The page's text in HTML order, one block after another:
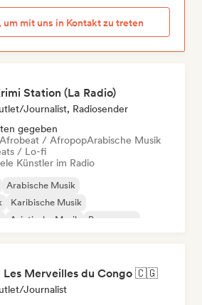
um mit uns in Kontakt zu treten
Station (La Radio)
Journalist, Radiosender
gegeben
Afrobeat / AfropopArabische Musik
/ Lo-fi
Künstler im Radio
Arabische Musik
Karibische Musik
Asiatische Musik
Bossa nova
Les Merveilles du Congo 🇨🇬
Journalist